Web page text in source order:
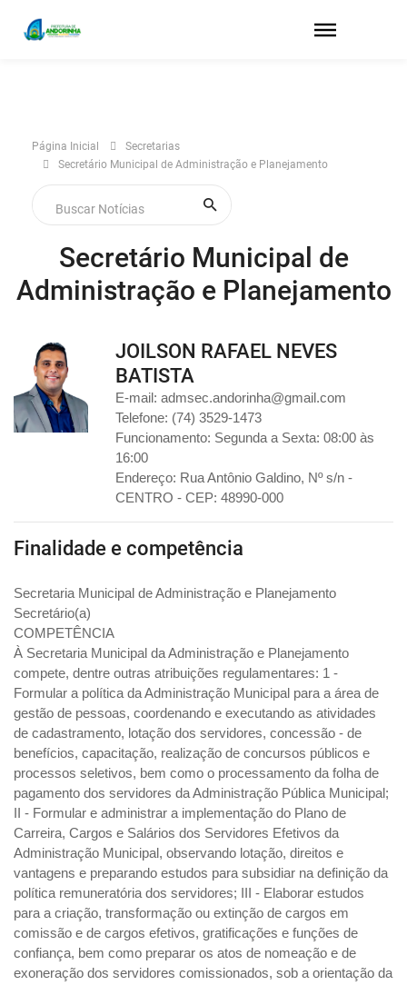
Página Inicial
Secretarias
Secretário Municipal de Administração e Planejamento
Secretário Municipal de
Administração e Planejamento
JOILSON RAFAEL NEVES
BATISTA
E-mail: admsec.andorinha@gmail.com
Telefone: (74) 3529-1473
Funcionamento: Segunda a Sexta: 08:00 às
16:00
Endereço: Rua Antônio Galdino, Nº s/n -
CENTRO - CEP: 48990-000
Finalidade e competência
Secretaria Municipal de Administração e Planejamento
Secretário(a)
COMPETÊNCIA
À Secretaria Municipal da Administração e Planejamento
compete, dentre outras atribuições regulamentares: 1 -
Formular a política da Administração Municipal para a área de
gestão de pessoas, coordenando e executando as atividades
de cadastramento, lotação dos servidores, concessão - de
benefícios, capacitação, realização de concursos públicos e
processos seletivos, bem como o processamento da folha de
pagamento dos servidores da Administração Pública Municipal;
II - Formular e administrar a implementação do Plano de
Carreira, Cargos e Salários dos Servidores Efetivos da
Administração Municipal, observando lotação, direitos e
vantagens e preparando estudos para subsidiar na definição da
política remuneratória dos servidores; III - Elaborar estudos
para a criação, transformação ou extinção de cargos em
comissão e de cargos efetivos, gratificações e funções de
confiança, bem como preparar os atos de nomeação e de
exoneração dos servidores comissionados, sob a orientação da